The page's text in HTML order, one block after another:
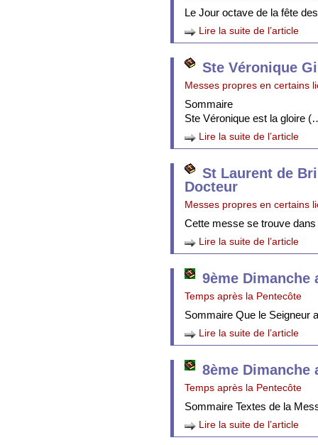
Le Jour octave de la fête
Lire la suite de l’article
Ste Véronique
Messes propres en certains
Sommaire
Ste Véronique est la gloire
Lire la suite de l’article
St Laurent de
Docteur
Messes propres en certains
Cette messe se trouve
Lire la suite de l’article
9ème Dimanche
Temps après la Pentecôte
Sommaire Que le Seigneur
Lire la suite de l’article
8ème Dimanche
Temps après la Pentecôte
Sommaire Textes de la
Lire la suite de l’article